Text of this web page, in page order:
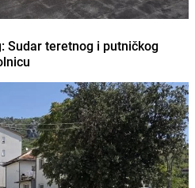
Sudar teretnog i putničkog